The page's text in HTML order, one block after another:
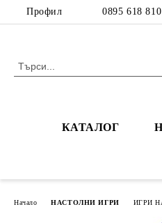
Профил 0895 618 810
КАТАЛОГ
Начало НАСТОЛНИ ИГРИ ИГРИ